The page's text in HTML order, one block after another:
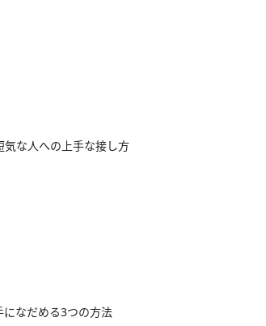
な人への上手な接し方
なだめる3つの方法